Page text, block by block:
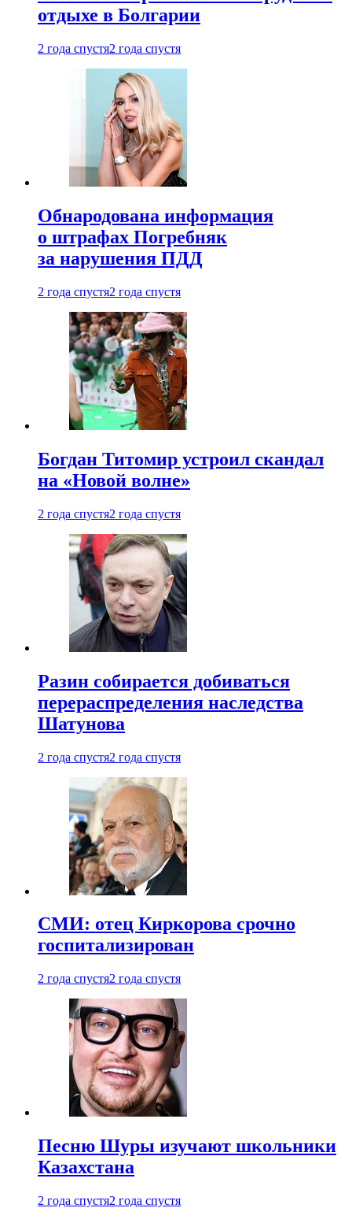
отдыхе в Болгарии
2 года спустя2 года спустя
Обнародована информация
о штрафах Погребняк
за нарушения ПДД
2 года спустя2 года спустя
Богдан Титомир устроил скандал
на «Новой волне»
2 года спустя2 года спустя
Разин собирается добиваться
перераспределения наследства
Шатунова
2 года спустя2 года спустя
СМИ: отец Киркорова срочно
госпитализирован
2 года спустя2 года спустя
Песню Шуры изучают школьники
Казахстана
2 года спустя2 года спустя